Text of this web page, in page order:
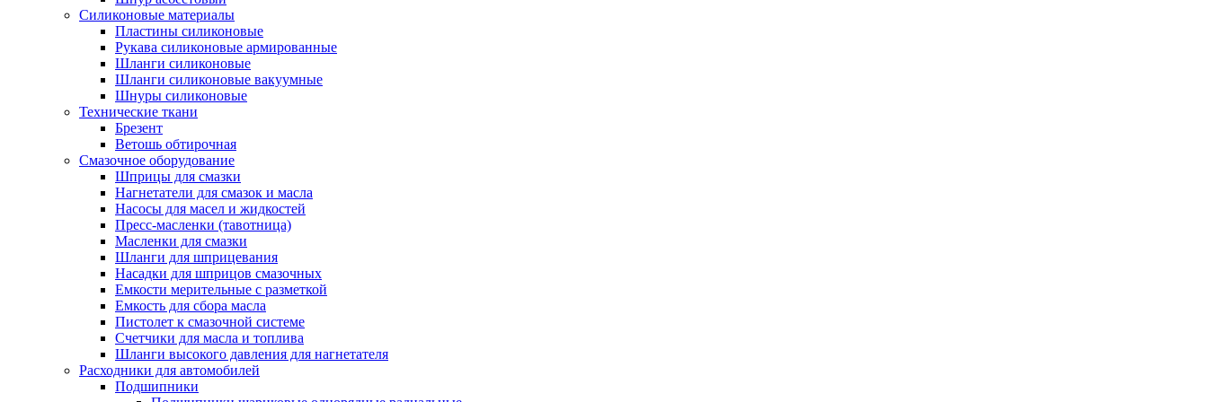
Силиконовые материалы
Пластины силиконовые
Рукава силиконовые армированные
Шланги силиконовые
Шланги силиконовые вакуумные
Шнуры силиконовые
Технические ткани
Брезент
Ветошь обтирочная
Смазочное оборудование
Шприцы для смазки
Нагнетатели для смазок и масла
Насосы для масел и жидкостей
Пресс-масленки (тавотница)
Масленки для смазки
Шланги для шприцевания
Насадки для шприцов смазочных
Емкости мерительные с разметкой
Емкость для сбора масла
Пистолет к смазочной системе
Счетчики для масла и топлива
Шланги высокого давления для нагнетателя
Расходники для автомобилей
Подшипники